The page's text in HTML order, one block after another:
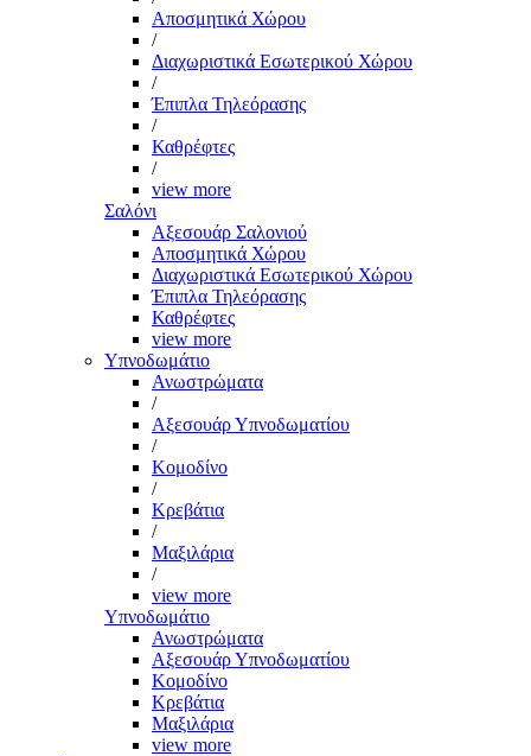
Αποσμητικά Χώρου
/
Διαχωριστικά Εσωτερικού Χώρου
/
Έπιπλα Τηλεόρασης
/
Καθρέφτες
/
view more
Σαλόνι
Αξεσουάρ Σαλονιού
Αποσμητικά Χώρου
Διαχωριστικά Εσωτερικού Χώρου
Έπιπλα Τηλεόρασης
Καθρέφτες
view more
Υπνοδωμάτιο
Ανωστρώματα
/
Αξεσουάρ Υπνοδωματίου
/
Κομοδίνο
/
Κρεβάτια
/
Μαξιλάρια
/
view more
Υπνοδωμάτιο
Ανωστρώματα
Αξεσουάρ Υπνοδωματίου
Κομοδίνο
Κρεβάτια
Μαξιλάρια
view more